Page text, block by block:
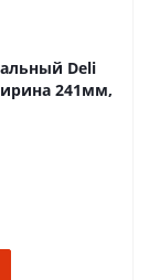
Deli
241мм,